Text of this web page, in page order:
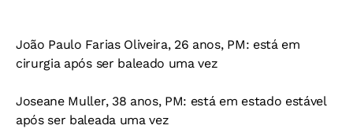
João Paulo Farias Oliveira, 26 anos, PM: está em
cirurgia após ser baleado uma vez
Joseane Muller, 38 anos, PM: está em estado estável
após ser baleada uma vez